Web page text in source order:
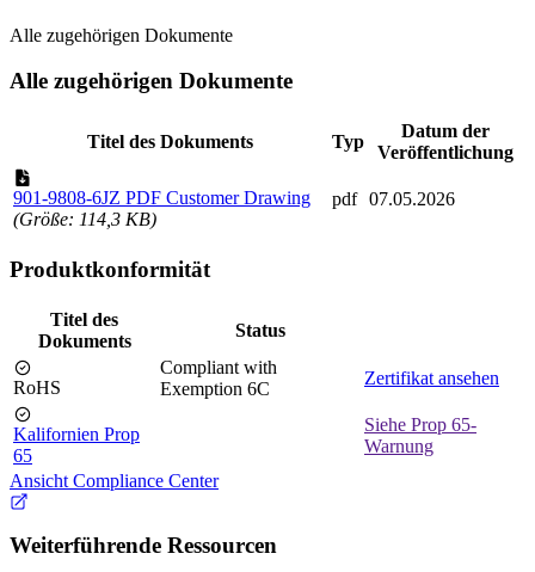
Alle zugehörigen Dokumente
Alle zugehörigen Dokumente
Titel des Dokuments Typ
Datum der
Veröffentlichung
901-9808-6JZ PDF Customer Drawing
(Größe: 114,3 KB)
pdf 07.05.2026
Produktkonformität
Titel des
Dokuments
Status
RoHS
Compliant with
Exemption 6C
Zertifikat ansehen
Kalifornien Prop
65
Siehe Prop 65-
Warnung
Ansicht Compliance Center
Weiterführende Ressourcen